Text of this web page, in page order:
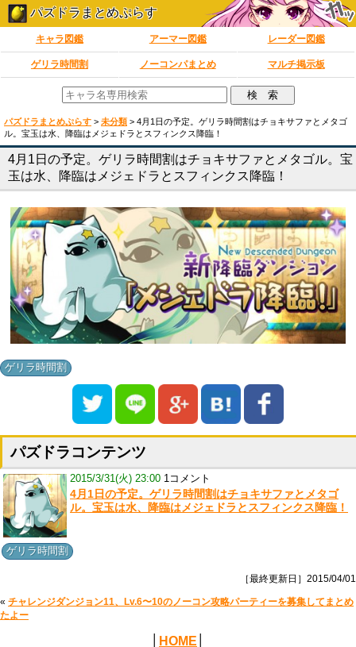
パズドラまとめぷらす
キャラ図鑑 アーマー図鑑 レーダー図鑑
ゲリラ時間割 ノーコンパまとめ マルチ掲示板
パズドラまとめぷらす > 未分類 > 4月1日の予定。ゲリラ時間割はチョキサファとメタゴ
ル。宝玉は水、降臨はメジェドラとスフィンクス降臨！
4月1日の予定。ゲリラ時間割はチョキサファとメタゴル。宝
玉は水、降臨はメジェドラとスフィンクス降臨！
ゲリラ時間割
パズドラコンテンツ
2015/3/31(火) 23:00 1コメント
4月1日の予定。ゲリラ時間割はチョキサファとメタゴ
ル。宝玉は水、降臨はメジェドラとスフィンクス降臨！
ゲリラ時間割
［最終更新日］2015/04/01
« チャレンジダンジョン11、Lv.6〜10のノーコン攻略パーティーを募集してまとめ
たよー
HOME